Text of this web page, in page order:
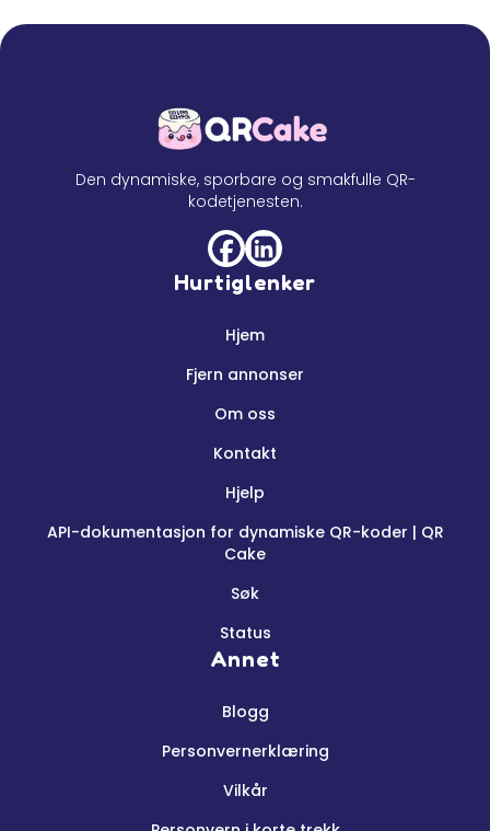
Den dynamiske, sporbare og smakfulle QR-
kodetjenesten.
Hurtiglenker
Hjem
Fjern annonser
Om oss
Kontakt
Hjelp
API-dokumentasjon for dynamiske QR-koder | QR
Cake
Søk
Status
Annet
Blogg
Personvernerklæring
Vilkår